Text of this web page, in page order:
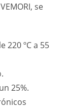
se
220 ºC a 55
25%.